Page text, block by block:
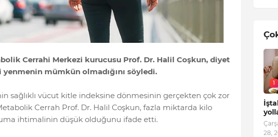
Cerrahi Merkezi kurucusu Prof. Dr. Halil Coşkun, diyet
mümkün olmadığını söyledi.
sağlıklı vücut kitle indeksine dönmesinin gerçekten çok zor
Cerrah Prof. Dr. Halil Coşkun, fazla miktarda kilo
ihtimalinin düşük olduğunu ifade etti.
1
28,